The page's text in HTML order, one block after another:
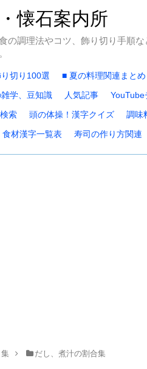
懐石案内所
の調理法やコツ、飾り切り手順
切り100選 ■ 夏の料理関連まとめ
学、豆知識 人気記事 YouTube
索 頭の体操！漢字クイズ 調味
食材漢字一覧表 寿司の作り方関連
だし、煮汁の割合集